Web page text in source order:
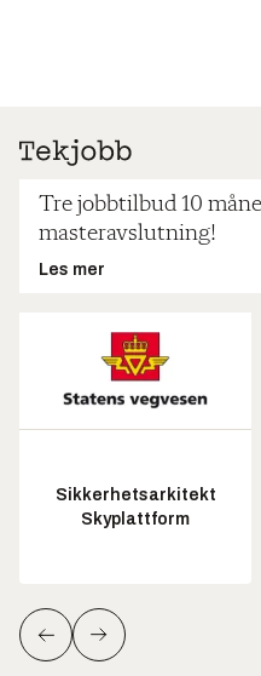
Tre jobbtilbud 10
masteravslutning!
Les mer
Sikkerhetsarkitekt
Skyplattform